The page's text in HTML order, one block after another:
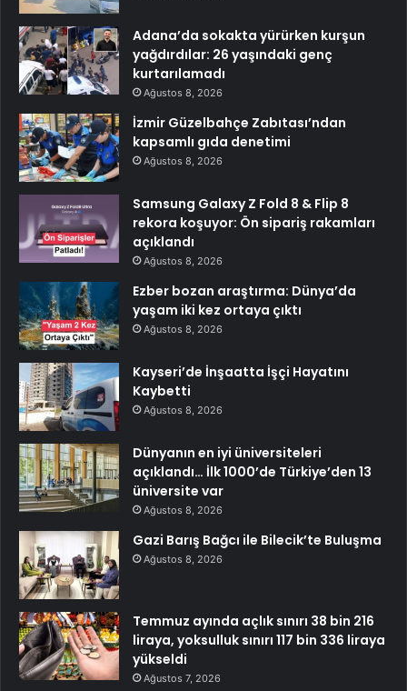
Adana’da sokakta yürürken kurşun
yağdırdılar: 26 yaşındaki genç
kurtarılamadı
Ağustos 8, 2026
İzmir Güzelbahçe Zabıtası’ndan
kapsamlı gıda denetimi
Ağustos 8, 2026
Samsung Galaxy Z Fold 8 & Flip 8
rekora koşuyor: Ön sipariş rakamları
açıklandı
Ağustos 8, 2026
Ezber bozan araştırma: Dünya’da
yaşam iki kez ortaya çıktı
Ağustos 8, 2026
Kayseri’de İnşaatta İşçi Hayatını
Kaybetti
Ağustos 8, 2026
Dünyanın en iyi üniversiteleri
açıklandı… İlk 1000’de Türkiye’den 13
üniversite var
Ağustos 8, 2026
Gazi Barış Bağcı ile Bilecik’te Buluşma
Ağustos 8, 2026
Temmuz ayında açlık sınırı 38 bin 216
liraya, yoksulluk sınırı 117 bin 336 liraya
yükseldi
Ağustos 7, 2026